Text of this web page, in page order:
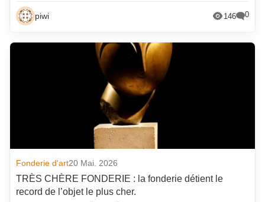
Economie
Emploi
fournisseurs partenaires
IA
piwi 146 0
Fonderie d'art20 Mai. 2026
TRÈS CHÈRE FONDERIE : la fonderie détient le
record de l’objet le plus cher.